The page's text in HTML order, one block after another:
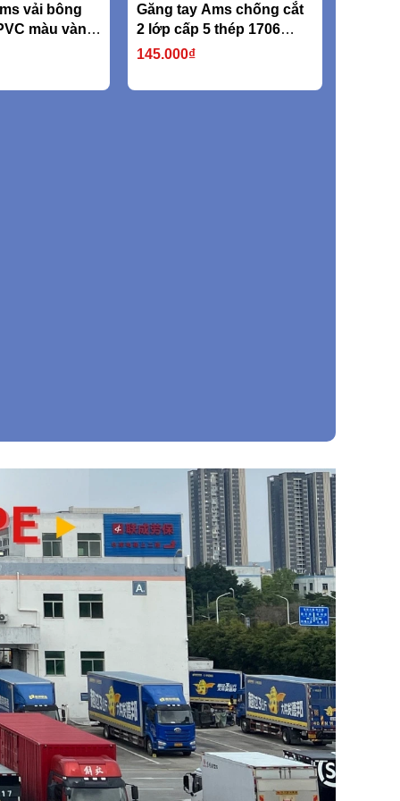
vải bông
màu vàng
Găng tay Ams chống cắt
2 lớp cấp 5 thép 1706
316L
145.000₫